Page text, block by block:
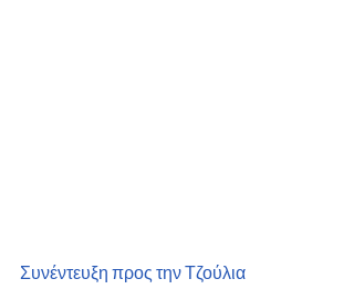
Συνέντευξη προς την Τζούλια